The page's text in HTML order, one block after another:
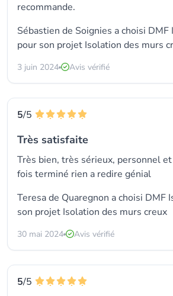
recommande.
Sébastien de Soignies a choisi DMF
pour son projet Isolation des murs
3 juin 2024 Avis vérifié
5/5
Très satisfaite
Très bien, très sérieux, personnel
fois terminé rien a redire génial
Teresa de Quaregnon a choisi DMF
son projet Isolation des murs creux
30 mai 2024 Avis vérifié
5/5